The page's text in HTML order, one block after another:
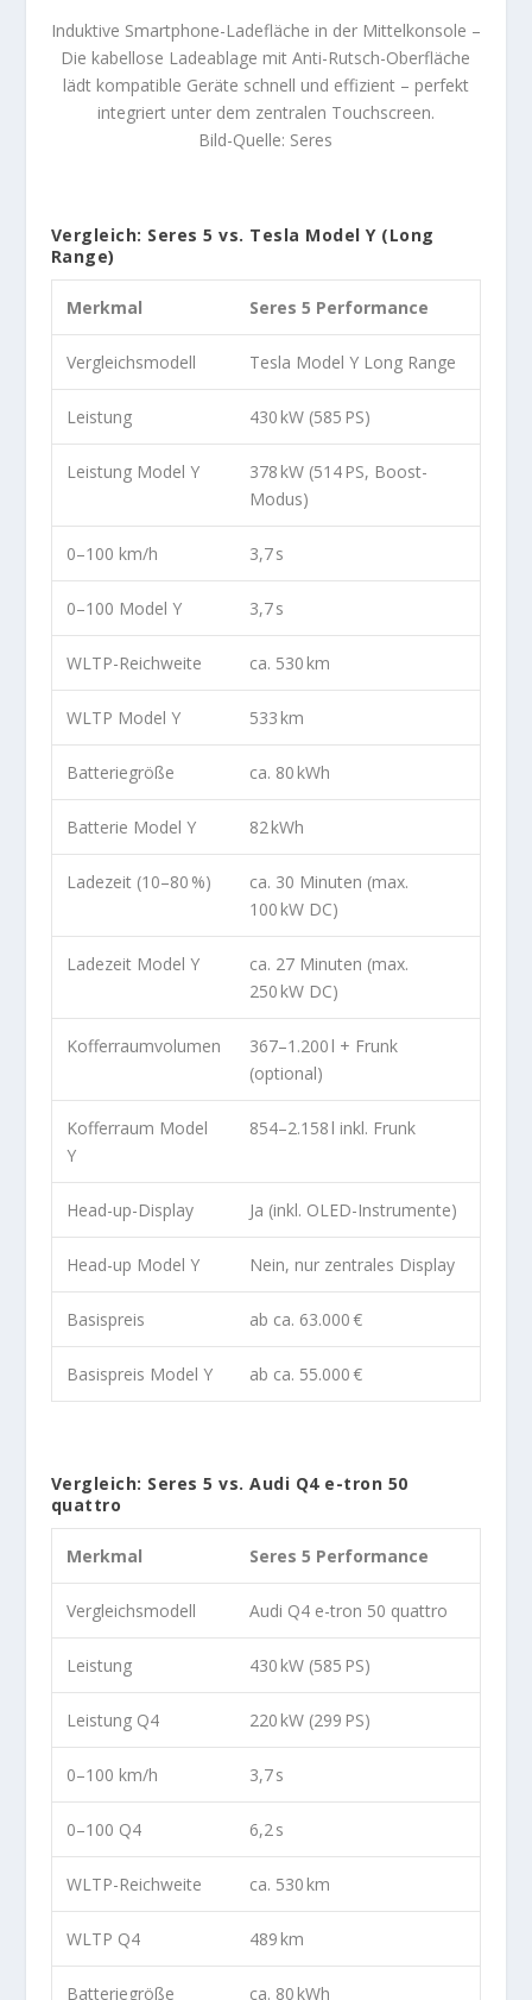
Induktive Smartphone-Ladefläche in der Mittelkonsole –
Die kabellose Ladeablage mit Anti-Rutsch-Oberfläche
lädt kompatible Geräte schnell und effizient – perfekt
integriert unter dem zentralen Touchscreen.
Bild-Quelle: Seres
Vergleich: Seres 5 vs. Tesla Model Y (Long
Range)
Merkmal Seres 5 Performance
Vergleichsmodell Tesla Model Y Long Range
Leistung 430 kW (585 PS)
Leistung Model Y
378 kW (514 PS, Boost-
Modus)
0–100 km/h 3,7 s
0–100 Model Y 3,7 s
WLTP-Reichweite ca. 530 km
WLTP Model Y 533 km
Batteriegröße ca. 80 kWh
Batterie Model Y 82 kWh
Ladezeit (10–80 %)
ca. 30 Minuten (max.
100 kW DC)
Ladezeit Model Y
ca. 27 Minuten (max.
250 kW DC)
Kofferraumvolumen
367–1.200 l + Frunk
(optional)
Kofferraum Model
Y
854–2.158 l inkl. Frunk
Head-up-Display Ja (inkl. OLED-Instrumente)
Head-up Model Y Nein, nur zentrales Display
Basispreis ab ca. 63.000 €
Basispreis Model Y ab ca. 55.000 €
Vergleich: Seres 5 vs. Audi Q4 e-tron 50
quattro
Merkmal Seres 5 Performance
Vergleichsmodell Audi Q4 e-tron 50 quattro
Leistung 430 kW (585 PS)
Leistung Q4 220 kW (299 PS)
0–100 km/h 3,7 s
0–100 Q4 6,2 s
WLTP-Reichweite ca. 530 km
WLTP Q4 489 km
Batteriegröße ca. 80 kWh